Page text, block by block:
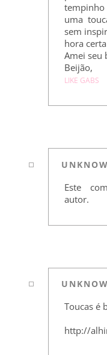
uma
sem
hora
Amei seu
Beijão,
LIKE GABS
Este
autor.
Toucas é
http://